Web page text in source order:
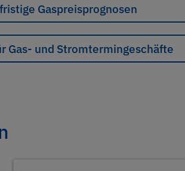
Gaspreisprognosen
Gas- und Stromtermingeschäfte